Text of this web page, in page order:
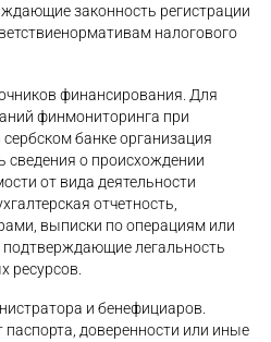
законность регистрации
налогового
финансирования. Для
финмониторинга при
банке организация
сведения о происхождении
от вида деятельности
отчетность,
выписки по операциям или
подтверждающие легальность
ресурсов.
и бенефициаров.
доверенности или иные